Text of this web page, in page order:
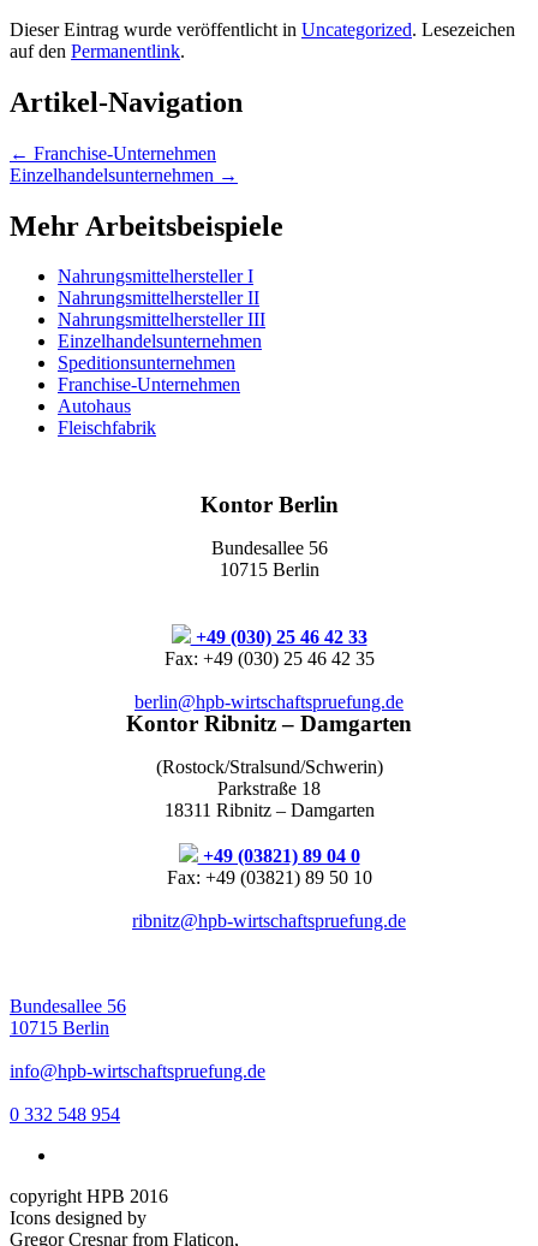
Dieser Eintrag wurde veröffentlicht in Uncategorized. Lesezeichen
auf den Permanentlink.
Artikel-Navigation
← Franchise-Unternehmen
Einzelhandelsunternehmen →
Mehr Arbeitsbeispiele
Nahrungsmittelhersteller I
Nahrungsmittelhersteller II
Nahrungsmittelhersteller III
Einzelhandelsunternehmen
Speditionsunternehmen
Franchise-Unternehmen
Autohaus
Fleischfabrik
Kontor Berlin
Bundesallee 56
10715 Berlin
+49 (030) 25 46 42 33
Fax: +49 (030) 25 46 42 35
berlin@hpb-wirtschaftspruefung.de
Kontor Ribnitz – Damgarten
(Rostock/Stralsund/Schwerin)
Parkstraße 18
18311 Ribnitz – Damgarten
+49 (03821) 89 04 0
Fax: +49 (03821) 89 50 10
ribnitz@hpb-wirtschaftspruefung.de
Bundesallee 56
10715 Berlin
info@hpb-wirtschaftspruefung.de
0 332 548 954
copyright HPB 2016
Icons designed by
Gregor Cresnar from Flaticon,